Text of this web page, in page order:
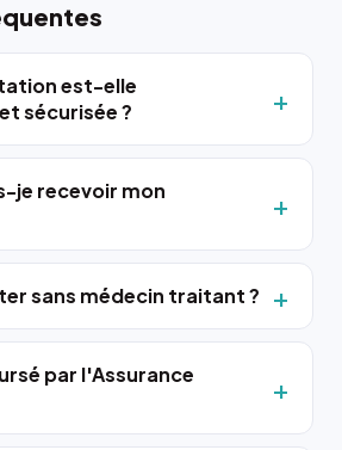
est-elle
sécurisée ?
je recevoir mon
sans médecin traitant ?
par l'Assurance